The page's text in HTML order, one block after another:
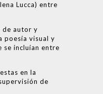
Lucca) entre
de autor y
poesía visual y
se incluían entre
en la
de